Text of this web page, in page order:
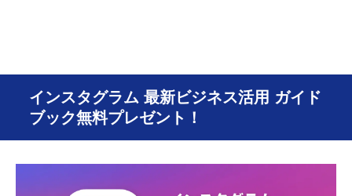
インスタグラム 最新ビジネス活用 ガイド
ブック無料プレゼント！